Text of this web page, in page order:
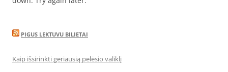
PIGUS LEKTUVU BILIETAI
Kaip išsirinkti geriausią pelėsio valiklį